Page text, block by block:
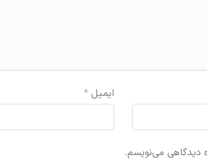
ایمیل *
دیدگاهی می‌نویسم.